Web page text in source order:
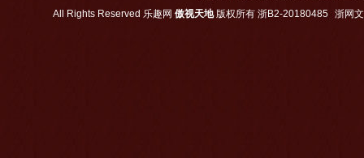
All Rights Reserved 乐趣网 傲视天地版权所有 浙B2-20180485 浙网